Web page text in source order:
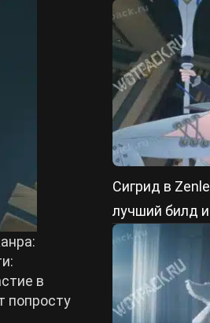
в
попросту
Сигрид в
лучший билд